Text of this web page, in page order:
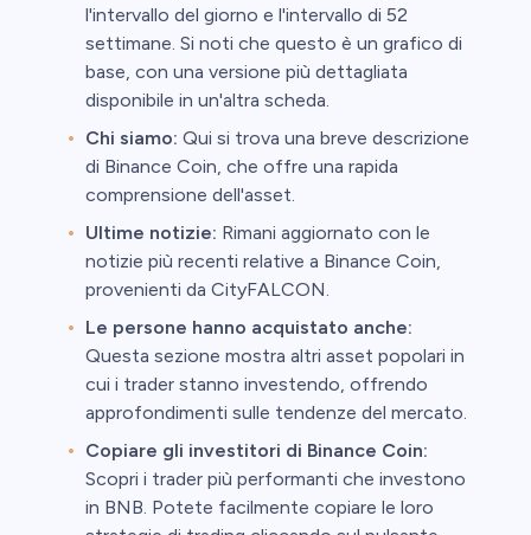
l'intervallo del giorno e l'intervallo di 52
settimane. Si noti che questo è un grafico di
base, con una versione più dettagliata
disponibile in un'altra scheda.
Chi siamo: Qui si trova una breve descrizione
di Binance Coin, che offre una rapida
comprensione dell'asset.
Ultime notizie: Rimani aggiornato con le
notizie più recenti relative a Binance Coin,
provenienti da CityFALCON.
Le persone hanno acquistato anche:
Questa sezione mostra altri asset popolari in
cui i trader stanno investendo, offrendo
approfondimenti sulle tendenze del mercato.
Copiare gli investitori di Binance Coin:
Scopri i trader più performanti che investono
in BNB. Potete facilmente copiare le loro